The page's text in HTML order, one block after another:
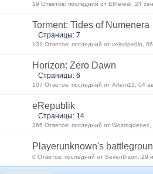
19 Ответов: последний от Ethereal, 24
Torment: Tides of Numenera
Страницы: 7
131 Ответов: последний от velosipedin,
Horizon: Zero Dawn
Страницы: 6
107 Ответов: последний от Artem13, 04
eRepublik
Страницы: 14
265 Ответов: последний от
Playerunknown's
0 Ответов: последний от Seventhson, 29